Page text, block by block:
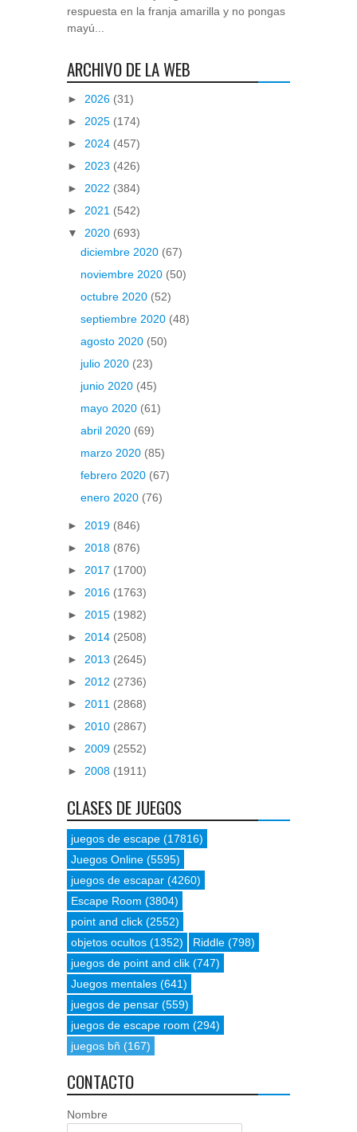
respuesta en la franja amarilla y no pongas
mayú...
ARCHIVO DE LA WEB
► 2026 (31)
► 2025 (174)
► 2024 (457)
► 2023 (426)
► 2022 (384)
► 2021 (542)
▼ 2020 (693)
diciembre 2020 (67)
noviembre 2020 (50)
octubre 2020 (52)
septiembre 2020 (48)
agosto 2020 (50)
julio 2020 (23)
junio 2020 (45)
mayo 2020 (61)
abril 2020 (69)
marzo 2020 (85)
febrero 2020 (67)
enero 2020 (76)
► 2019 (846)
► 2018 (876)
► 2017 (1700)
► 2016 (1763)
► 2015 (1982)
► 2014 (2508)
► 2013 (2645)
► 2012 (2736)
► 2011 (2868)
► 2010 (2867)
► 2009 (2552)
► 2008 (1911)
CLASES DE JUEGOS
juegos de escape (17816)
Juegos Online (5595)
juegos de escapar (4260)
Escape Room (3804)
point and click (2552)
objetos ocultos (1352) Riddle (798)
juegos de point and clik (747)
Juegos mentales (641)
juegos de pensar (559)
juegos de escape room (294)
juegos bñ (167)
CONTACTO
Nombre